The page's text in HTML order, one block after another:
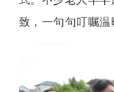
致，一句句叮嘱温